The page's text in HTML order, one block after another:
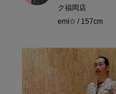
ク福岡店
emi✩ / 157cm